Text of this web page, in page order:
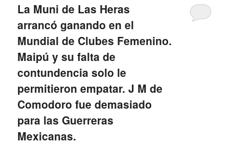
La Muni de Las Heras
arrancó ganando en el
Mundial de Clubes Femenino.
Maipú y su falta de
contundencia solo le
permitieron empatar. J M de
Comodoro fue demasiado
para las Guerreras
Mexicanas.